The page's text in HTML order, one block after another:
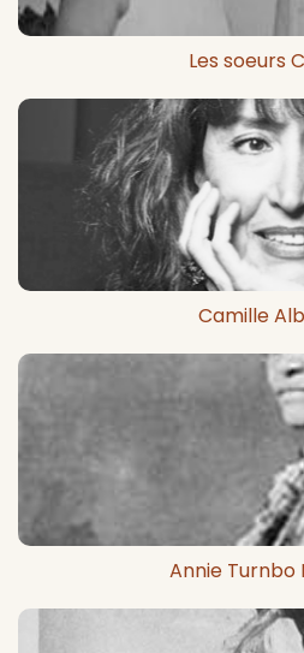
Les soeurs
Camille
Annie Turnbo